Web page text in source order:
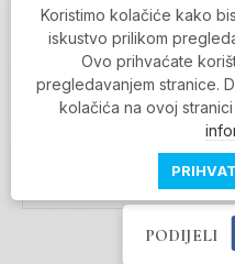
PODIJELI
Prihvaćam da se moji
podataka i koriste u
newslettera
Koristimo kolačiće kako
iskustvo prilikom
Ovo prihvaćate
pregledavanjem stranice.
kolačića na ovoj